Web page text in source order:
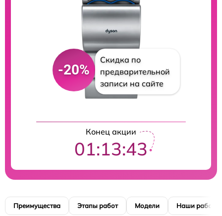
-20%
Скидка по
предварительной
записи на сайте
Конец акции
01:13:42
Преимущества Этапы работ Модели Наши работы